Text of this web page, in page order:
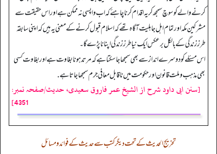
کرنے والے کو سوچ سمجھ کر یہ اقدام کرنا چاہئے کہ اب واپسی نہ ممکن ہے اور اس حقیقت سے
مشرکین مکہ اور تمام اہل جاہلیت آگاہ تھے کہ اسلام قبول کر نے کے معنی یہ ہیں کہ اپنی سابقہ
طرز زندگی کے بالکل برعکس ایک نیا طرز زندگی اپنانا پڑے گا۔
اس مسئلے کو دوسرے انداز سے بھی سمجھا جا سکتا ہے کہ مرتد ہونا بغاوت ہے اور بغاوت کسی
بھی مذہب وملت قانون اور حکومت میں ناقابل معافی جرم سمجھا جاتا ہے.
[سنن ابی داود شرح از الشیخ عمر فاروق سعیدی، حدیث/صفحہ نمبر:
4351]
تخریج الحدیث کے تحت دیگر کتب سے حدیث کے فوائد و مسائل